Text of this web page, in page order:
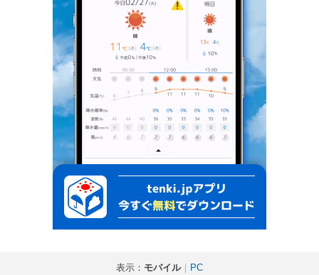
表示： モバイル｜ PC